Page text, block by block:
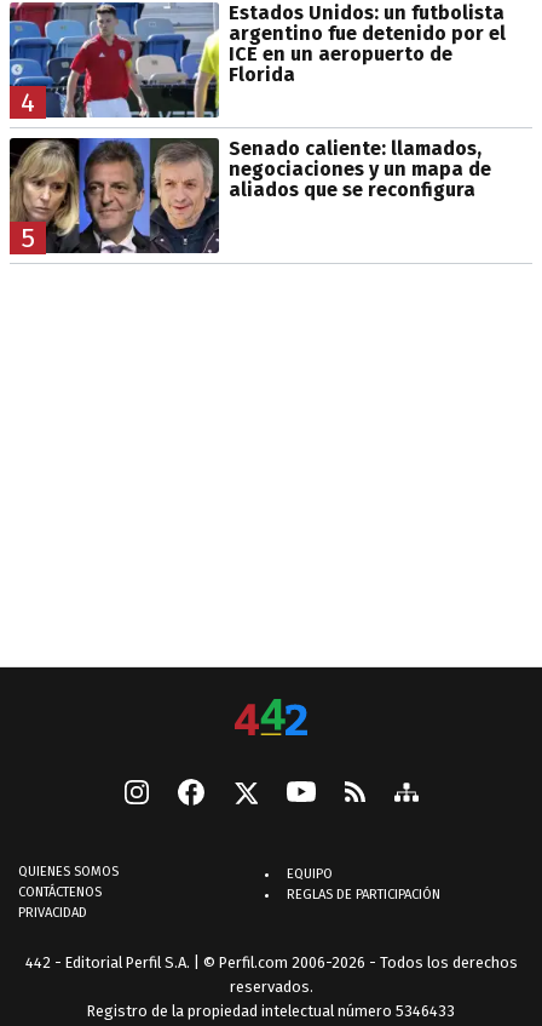
4
Estados Unidos: un futbolista
argentino fue detenido por el
ICE en un aeropuerto de
Florida
5
Senado caliente: llamados,
negociaciones y un mapa de
aliados que se reconfigura
QUIENES SOMOS
CONTÁCTENOS
PRIVACIDAD
EQUIPO
REGLAS DE PARTICIPACIÓN
442 - Editorial Perfil S.A. | © Perfil.com 2006-2026 - Todos los derechos
reservados.
Registro de la propiedad intelectual número 5346433